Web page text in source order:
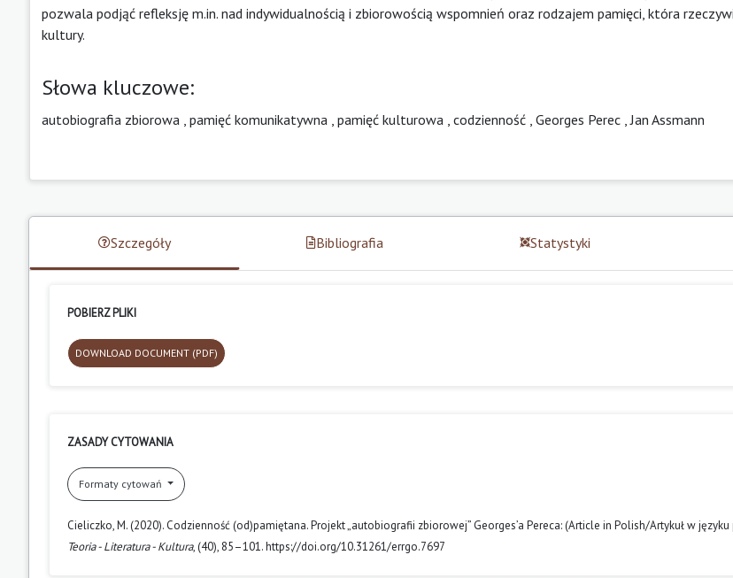
pozwala podjąć refleksję m.in. nad indywidualnością i zbiorowością wspomnień oraz rodzajem pamięci, która
kultury.
Słowa kluczowe:
autobiografia zbiorowa pamięć komunikatywna pamięć kulturowa codzienność Georges Perec ,Jan Assmann
Szczegóły Bibliografia Statystyki
POBIERZ PLIKI
DOWNLOAD DOCUMENT (PDF)
ZASADY CYTOWANIA
Formaty cytowań
Cieliczko, M. (2020). Codzienność (od)pamiętana. Projekt „autobiografii zbiorowej” Georges’a Pereca: (Article in Polish/Artykuł w
Teoria - Literatura - Kultura, (40), 85–101. https://doi.org/10.31261/errgo.7697